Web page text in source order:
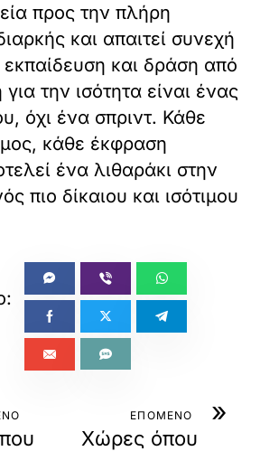
προς την πλήρη
και απαιτεί συνεχή
και δράση από
την ισότητα είναι ένας
όχι ένα σπριντ. Κάθε
κάθε έκφραση
ένα λιθαράκι στην
πιο δίκαιου και ισότιμου
»
ΕΠΟΜΕΝΟ
Χώρες όπου